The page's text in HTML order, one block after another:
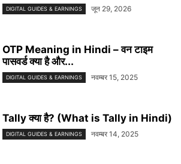
DIGITAL GUIDES & EARNINGS जून 29, 2026
OTP Meaning in Hindi – वन टाइम
पासवर्ड क्या है और...
DIGITAL GUIDES & EARNINGS नवम्बर 15, 2025
Tally क्या है? (What is Tally in Hindi)
DIGITAL GUIDES & EARNINGS नवम्बर 14, 2025